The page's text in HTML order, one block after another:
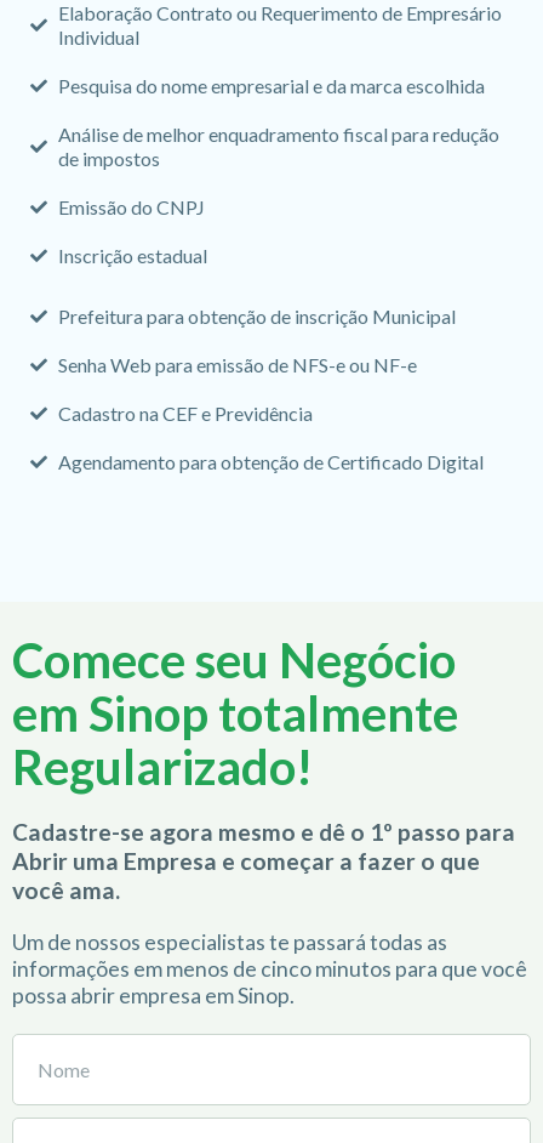
Elaboração Contrato ou Requerimento de Empresário
Individual
Pesquisa do nome empresarial e da marca escolhida
Análise de melhor enquadramento fiscal para redução
de impostos
Emissão do CNPJ
Inscrição estadual
Prefeitura para obtenção de inscrição Municipal
Senha Web para emissão de NFS-e ou NF-e
Cadastro na CEF e Previdência
Agendamento para obtenção de Certificado Digital
Comece seu Negócio
em Sinop totalmente
Regularizado!
Cadastre-se agora mesmo e dê o 1º passo para
Abrir uma Empresa e começar a fazer o que
você ama.
Um de nossos especialistas te passará todas as
informações em menos de cinco minutos para que você
possa abrir empresa em Sinop.